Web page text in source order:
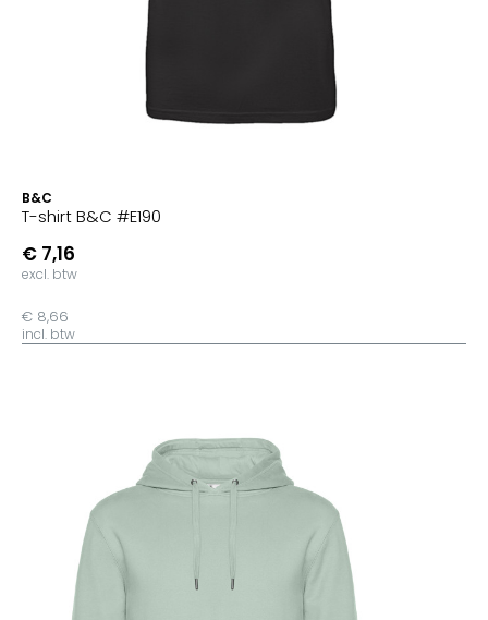
B&C
T-shirt B&C #E190
€ 7,16
excl. btw
€ 8,66
incl. btw